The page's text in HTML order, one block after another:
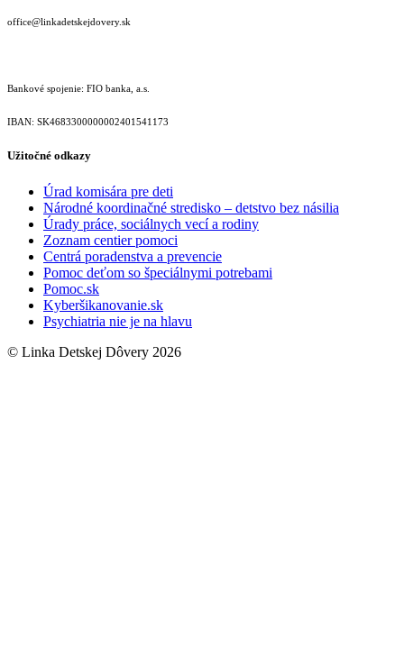
office@linkadetskejdovery.sk
Bankové spojenie: FIO banka, a.s.
IBAN: SK46833000000­02401541173
Užitočné odkazy
Úrad komisára pre deti
Národné koordinačné stredisko – detstvo bez násilia
Úrady práce, sociálnych vecí a rodiny
Zoznam centier pomoci
Centrá poradenstva a prevencie
Pomoc deťom so špeciálnymi potrebami
Pomoc.sk
Kyberšikanovanie.sk
Psychiatria nie je na hlavu
© Linka Detskej Dôvery 2026